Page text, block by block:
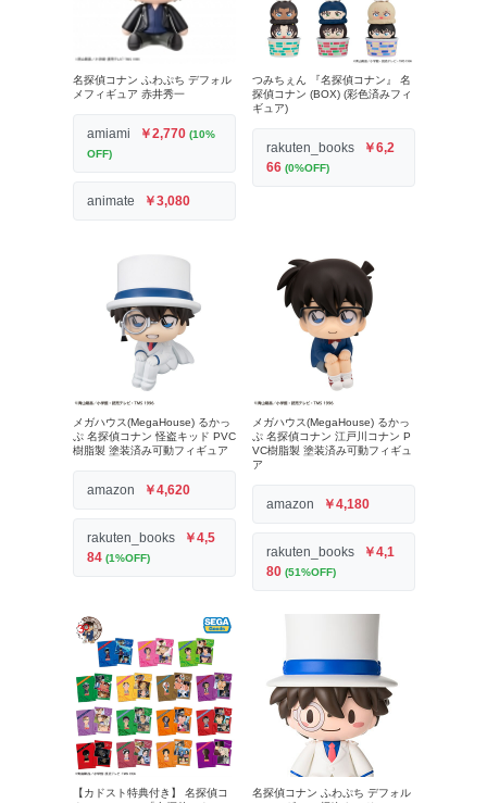
名探偵コナン ふわぷち デフォル
メフィギュア 赤井秀一
amiami ￥2,770 (10%
OFF)
animate ￥3,080
つみちぇん 『名探偵コナン』 名
探偵コナン (BOX) (彩色済みフィ
ギュア)
rakuten_books
￥6,2
66 (0%OFF)
メガハウス(MegaHouse) るかっ
ぷ 名探偵コナン 怪盗キッド PVC
樹脂製 塗装済み可動フィギュア
amazon ￥4,620
rakuten_books
￥4,5
84 (1%OFF)
メガハウス(MegaHouse) るかっ
ぷ 名探偵コナン 江戸川コナン P
VC樹脂製 塗装済み可動フィギュ
ア
amazon ￥4,180
rakuten_books
￥4,1
80 (51%OFF)
【カドスト特典付き】 名探偵コ
名探偵コナン ふわぷち デフォル